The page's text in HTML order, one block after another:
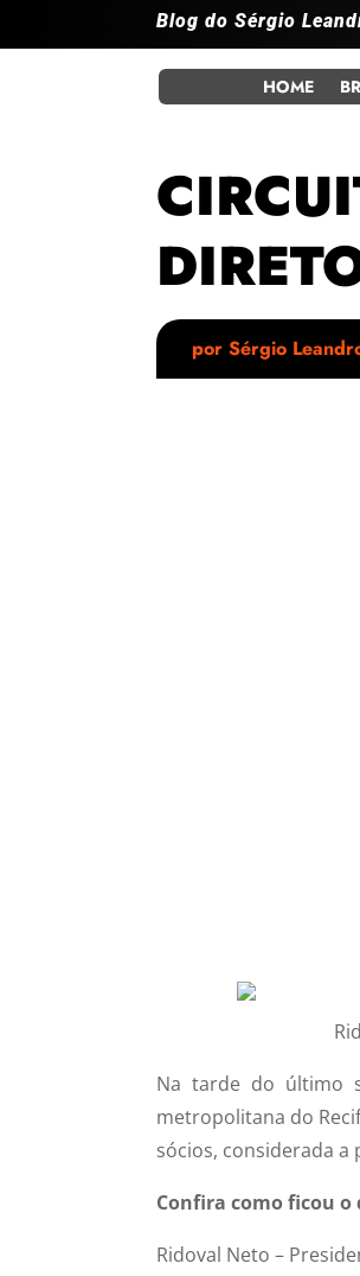
Blog do Sérgio
HOME
por Sérgio
Na tarde do último
metropolitana do
sócios, considerada
Confira como ficou o
Ridoval Neto –